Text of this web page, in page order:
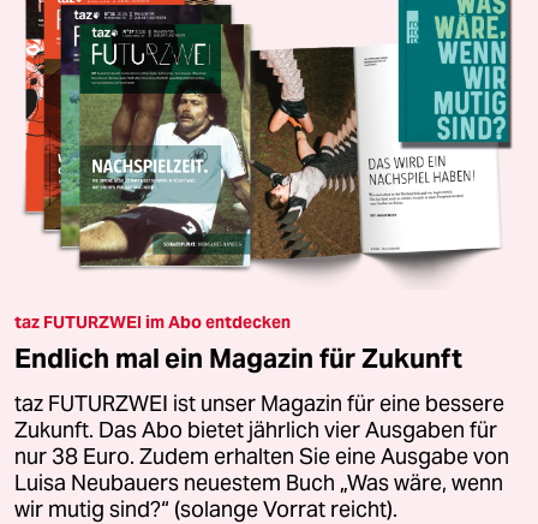
taz FUTURZWEI im Abo entdecken
Endlich mal ein Magazin für Zukunft
taz FUTURZWEI ist unser Magazin für eine bessere
Zukunft. Das Abo bietet jährlich vier Ausgaben für
nur 38 Euro. Zudem erhalten Sie eine Ausgabe von
Luisa Neubauers neuestem Buch „Was wäre, wenn
wir mutig sind?“ (solange Vorrat reicht).